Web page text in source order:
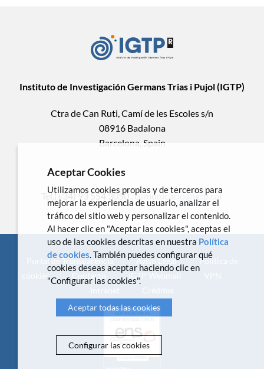
Instituto de Investigación Germans Trias i Pujol (IGTP)
Ctra de Can Ruti, Camí de les Escoles s/n
08916 Badalona
Barcelona, Spain
Tel.(+34) 93 554 3050 .comunicacio@igtp.cat
Portal de Transparencia Aviso Legal
Política de
cookies
Contacto IGTP Webmail
Aceptar Cookies
Utilizamos cookies propias y de terceros para
mejorar la experiencia de usuario, analizar el
tráfico del sitio web y personalizar el contenido.
Al hacer clic en "Aceptar las cookies", aceptas el
uso de las cookies descritas en nuestra Política
de cookies. También puedes configurar qué
cookies deseas aceptar haciendo clic en
"Configurar las cookies".
Aceptar todas las cookies
Configurar las cookies